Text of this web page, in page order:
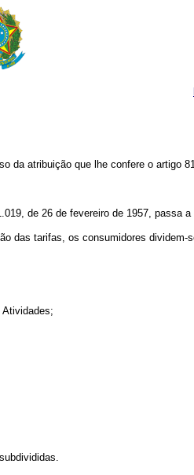
da atribuição que lhe confere o artigo
de 26 de fevereiro de 1957, passa
das tarifas, os consumidores dividem-